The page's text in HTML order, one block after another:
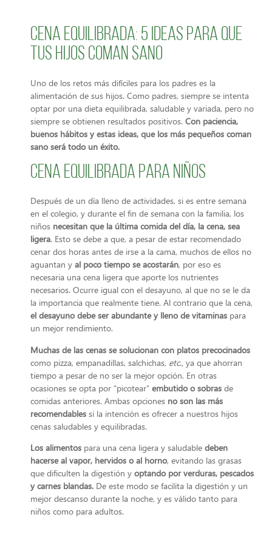
Cena equilibrada: 5 ideas para que
tus hijos coman sano
Uno de los retos más difíciles para los padres es la
alimentación de sus hijos. Como padres, siempre se intenta
optar por una dieta equilibrada, saludable y variada, pero no
siempre se obtienen resultados positivos. Con paciencia,
buenos hábitos y estas ideas, que los más pequeños coman
sano será todo un éxito.
Cena equilibrada para niños
Después de un día lleno de actividades, si es entre semana
en el colegio, y durante el fin de semana con la familia, los
niños necesitan que la última comida del día, la cena, sea
ligera. Esto se debe a que, a pesar de estar recomendado
cenar dos horas antes de irse a la cama, muchos de ellos no
aguantan y al poco tiempo se acostarán, por eso es
necesaria una cena ligera que aporte los nutrientes
necesarios. Ocurre igual con el desayuno, al que no se le da
la importancia que realmente tiene. Al contrario que la cena,
el desayuno debe ser abundante y lleno de vitaminas para
un mejor rendimiento.
Muchas de las cenas se solucionan con platos precocinados
como pizza, empanadillas, salchichas, etc., ya que ahorran
tiempo a pesar de no ser la mejor opción. En otras
ocasiones se opta por “picotear” embutido o sobras de
comidas anteriores. Ambas opciones no son las más
recomendables si la intención es ofrecer a nuestros hijos
cenas saludables y equilibradas.
Los alimentos para una cena ligera y saludable deben
hacerse al vapor, hervidos o al horno, evitando las grasas
que dificulten la digestión y optando por verduras, pescados
y carnes blandas. De este modo se facilita la digestión y un
mejor descanso durante la noche, y es válido tanto para
niños como para adultos.